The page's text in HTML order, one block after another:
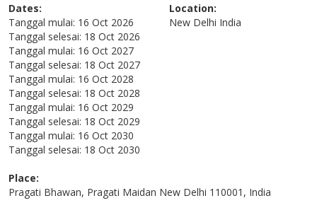
Dates:
Tanggal mulai: 16 Oct 2026
Tanggal selesai: 18 Oct 2026
Tanggal mulai: 16 Oct 2027
Tanggal selesai: 18 Oct 2027
Tanggal mulai: 16 Oct 2028
Tanggal selesai: 18 Oct 2028
Tanggal mulai: 16 Oct 2029
Tanggal selesai: 18 Oct 2029
Tanggal mulai: 16 Oct 2030
Tanggal selesai: 18 Oct 2030
Location:
New Delhi India
Place:
Pragati Bhawan, Pragati Maidan New Delhi 110001, India